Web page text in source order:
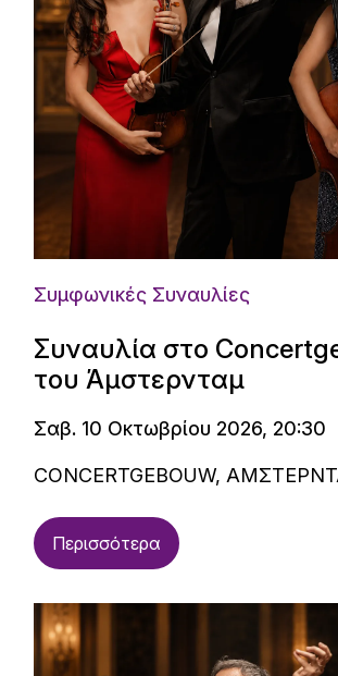
Συμφωνικές Συναυλίες
Συναυλία στο
του Άμστερνταμ
Σαβ. 10 Οκτωβρίου 2026, 20:30
CONCERTGEBOUW,
Περισσότερα